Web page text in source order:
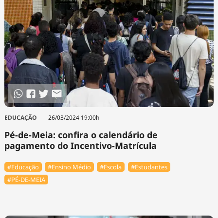
EDUCAÇÃO 26/03/2024 19:00h
Pé-de-Meia: confira o calendário de
pagamento do Incentivo-Matrícula
#Educação #Ensino Médio #Escola
#Estudantes
#PÉ-DE-MEIA